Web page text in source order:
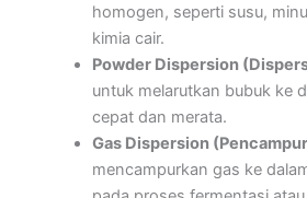
homogen, seperti susu,
kimia cair.
Powder Dispersion
untuk melarutkan bubuk ke
cepat dan merata.
Gas Dispersion
mencampurkan gas ke